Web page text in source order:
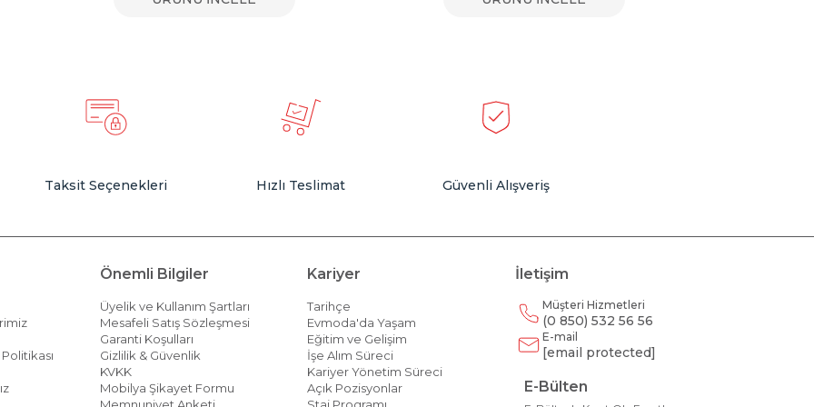
Taksit Seçenekleri Hızlı Teslimat Güvenli Alışveriş
Önemli Bilgiler
Üyelik ve Kullanım Şartları
Mesafeli Satış Sözleşmesi
Garanti Koşulları
Gizlilik & Güvenlik
KVKK
Mobilya Şikayet Formu
Memnuniyet Anketi
Kariyer
Tarihçe
Evmoda'da Yaşam
Eğitim ve Gelişim
İşe Alım Süreci
Kariyer Yönetim Süreci
Açık Pozisyonlar
Staj Programı
İletişim
Müşteri Hizmetleri
(0 850) 532 56 56
E-mail
[email protected]
E-Bülten